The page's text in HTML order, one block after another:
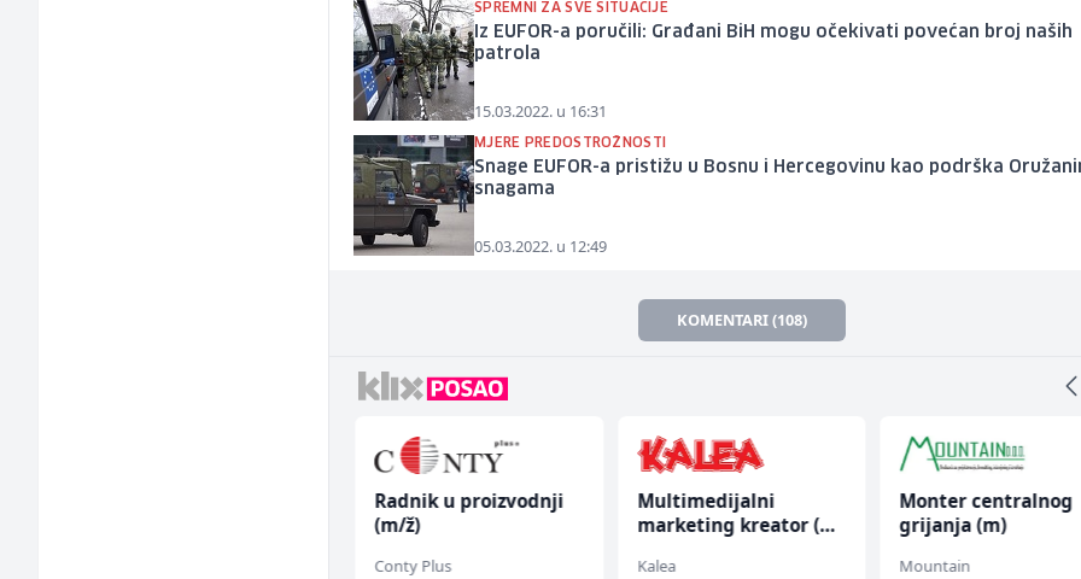
SPREMNI ZA SVE SITUACIJE
Iz EUFOR-a poručili: Građani BiH mogu očekivati povećan broj naših
patrola
15.03.2022. u 16:31
MJERE PREDOSTROŽNOSTI
Snage EUFOR-a pristižu u Bosnu i Hercegovinu kao podrška
snagama
05.03.2022. u 12:49
KOMENTARI (108)
Radnik u proizvodnji
(m/ž)
Conty Plus
Multimedijalni
marketing kreator (m/
Kalea
Monter centralnog
grijanja (m)
Mountain